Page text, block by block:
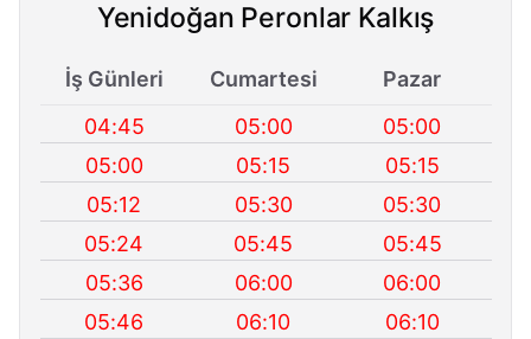
Yenidoğan Peronlar Kalkış
İş Günleri Cumartesi
Pazar
04:45
05:00
05:00
05:00
05:15
05:15
05:12
05:30
05:30
05:24
05:45
05:45
05:36
06:00
06:00
05:46
06:10 06:10